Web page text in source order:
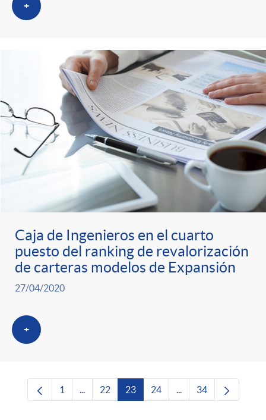
+
Caja de Ingenieros en el cuarto
puesto del ranking de revalorización
de carteras modelos de Expansión
27/04/2020
+
Página
1 ...Páginas intermedias Use TAB para
Página
22 Página
23 Página
24 ...Páginas intermedias
Página
34